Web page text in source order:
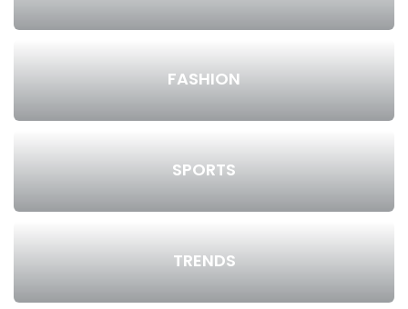
FASHION
SPORTS
TRENDS